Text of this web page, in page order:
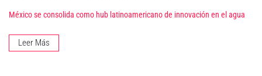
México se consolida como hub latinoamericano de innovación en el agua
Leer Más